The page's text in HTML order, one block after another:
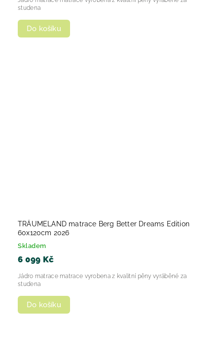
Do košíku
studena
TRÄUMELAND matrace Berg Better Dreams Edition
60x120cm 2026
Skladem
6 099 Kč
Do košíku
Jádro matrace matrace vyrobena z kvalitní pěny vyráběné za
studena